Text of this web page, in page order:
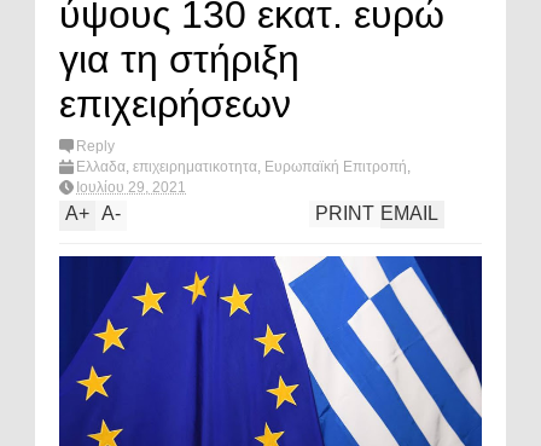
ύψους 130 εκατ. ευρώ
για τη στήριξη
επιχειρήσεων
Reply
Ελλαδα, επιχειρηματικοτητα, Ευρωπαϊκή Επιτροπή,
Ευρώπη,κορωνοϊός
Ιουλίου 29, 2021
A+ A- EMAIL
PRINT